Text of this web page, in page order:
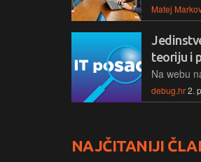
Matej
teoriju i
debug.hr2.
NAJČITANIJI